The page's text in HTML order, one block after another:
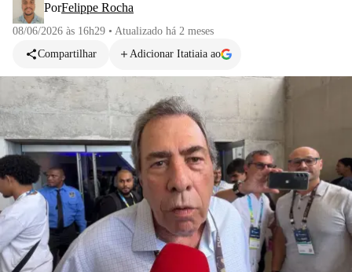
PorFelippe Rocha
08/06/2026 às 16h29 • Atualizado há 2 meses
Compartilhar
Adicionar Itatiaia ao